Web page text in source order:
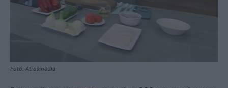
Foto: Atresmedia